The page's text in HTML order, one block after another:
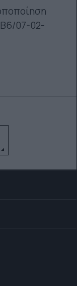
Β6/07-02-